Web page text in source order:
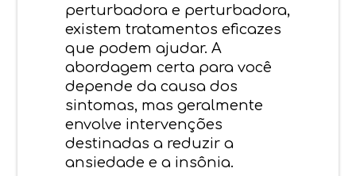
perturbadora e perturbadora,
existem tratamentos eficazes
que podem ajudar. A
abordagem certa para você
depende da causa dos
sintomas, mas geralmente
envolve intervenções
destinadas a reduzir a
ansiedade e a insônia.